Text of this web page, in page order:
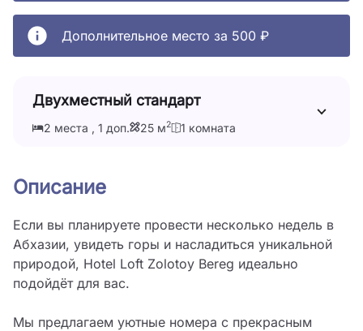
Дополнительное место за 500 ₽
Двухместный стандарт
2 места , 1 доп. 25 м2 1 комната
Описание
Если вы планируете провести несколько недель в
Абхазии, увидеть горы и насладиться уникальной
природой, Hotel Loft Zolotoy Bereg идеально
подойдёт для вас.
Мы предлагаем уютные номера с прекрасным